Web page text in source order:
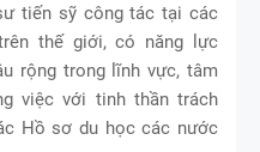
tiến sỹ công tác tại các
thế giới, có năng lực
rộng trong lĩnh vực, tâm
việc với tinh thần trách
Hồ sơ du học các nước